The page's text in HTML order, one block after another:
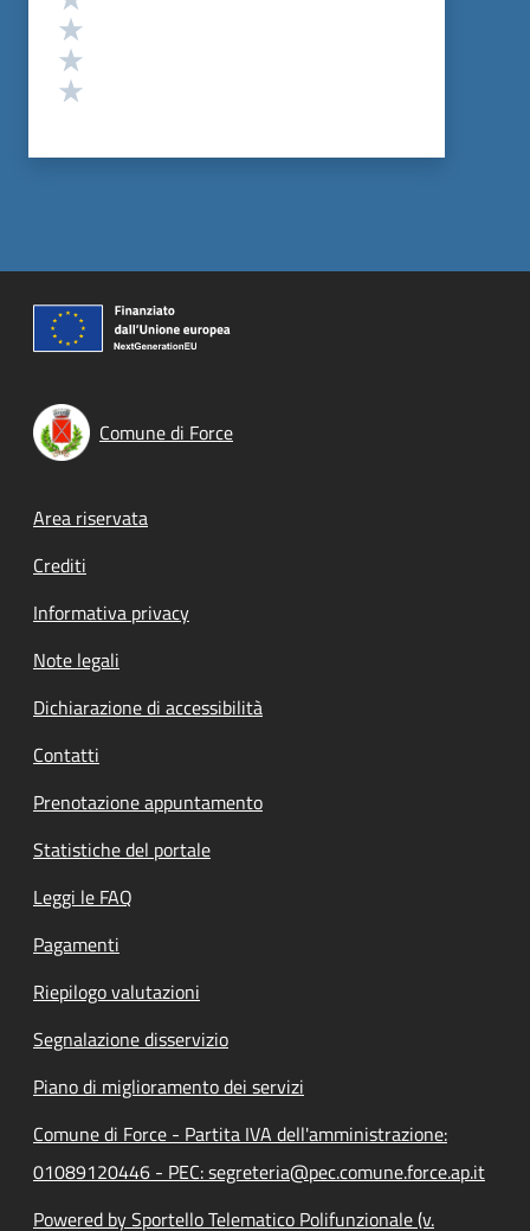
Comune di Force
Footer menu
Area riservata
Crediti
Informativa privacy
Note legali
Dichiarazione di accessibilità
Contatti
Prenotazione appuntamento
Statistiche del portale
Leggi le FAQ
Pagamenti
Riepilogo valutazioni
Segnalazione disservizio
Piano di miglioramento dei servizi
Comune di Force - Partita IVA dell'amministrazione:
01089120446 - PEC: segreteria@pec.comune.force.ap.it
Powered by Sportello Telematico Polifunzionale (v.